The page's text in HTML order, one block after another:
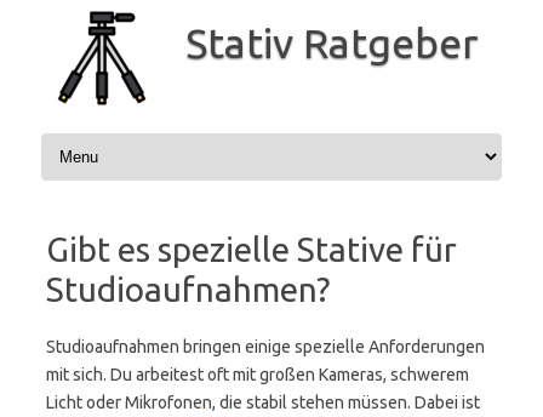
springen
Stativ Ratgeber
Gibt es spezielle Stative für
Studioaufnahmen?
Studioaufnahmen bringen einige spezielle Anforderungen
mit sich. Du arbeitest oft mit großen Kameras, schwerem
Licht oder Mikrofonen, die stabil stehen müssen. Dabei ist